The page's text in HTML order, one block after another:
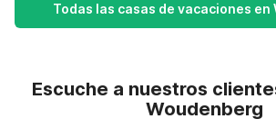
Todas las casas de vacaciones en
Escuche a nuestros
Woudenberg